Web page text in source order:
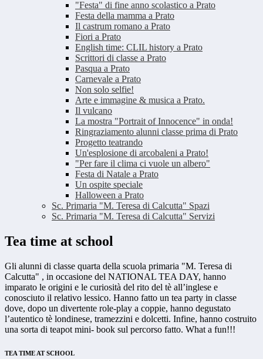
"Festa" di fine anno scolastico a Prato
Festa della mamma a Prato
Il castrum romano a Prato
Fiori a Prato
English time: CLIL history a Prato
Scrittori di classe a Prato
Pasqua a Prato
Carnevale a Prato
Non solo selfie!
Arte e immagine & musica a Prato.
Il vulcano
La mostra "Portrait of Innocence" in onda!
Ringraziamento alunni classe prima di Prato
Progetto teatrando
Un'esplosione di arcobaleni a Prato!
"Per fare il clima ci vuole un albero"
Festa di Natale a Prato
Un ospite speciale
Halloween a Prato
Sc. Primaria "M. Teresa di Calcutta" Spazi
Sc. Primaria "M. Teresa di Calcutta" Servizi
Tea time at school
Gli alunni di classe quarta della scuola primaria "M. Teresa di
Calcutta" , in occasione del NATIONAL TEA DAY, hanno
imparato le origini e le curiosità del rito del tè all’inglese e
conosciuto il relativo lessico. Hanno fatto un tea party in classe
dove, dopo un divertente role-play a coppie, hanno degustato
l’autentico tè londinese, tramezzini e dolcetti. Infine, hanno costruito
una sorta di teapot mini- book sul percorso fatto. What a fun!!!
TEA TIME AT SCHOOL